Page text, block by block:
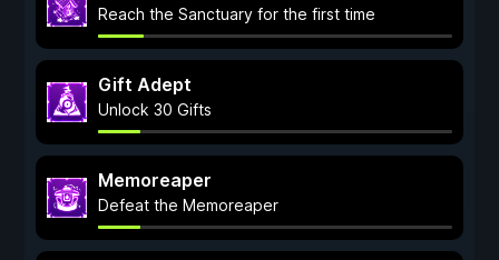
Reach the Sanctuary for the first time
Gift Adept
Unlock 30 Gifts
Memoreaper
Defeat the Memoreaper